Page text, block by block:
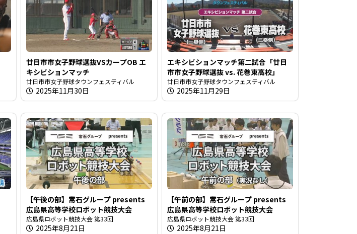
廿日市市女子野球選抜VSカープOB エ
キシビションマッチ
廿日市市女子野球タウンフェスティバル
2025年11月30日
エキシビションマッチ第二試合「廿日
市市女子野球選抜 vs. 花巻東高校」
廿日市市女子野球タウンフェスティバル
2025年11月29日
【午後の部】常石グループ presents
広島県高等学校ロボット競技大会
広島県ロボット競技大会 第33回
2025年8月21日
【午前の部】常石グループ presents
広島県高等学校ロボット競技大会
広島県ロボット競技大会 第33回
2025年8月21日